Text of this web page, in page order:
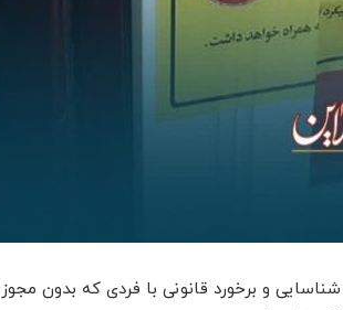
و برخورد قانونی با فردی که بدون مجوز